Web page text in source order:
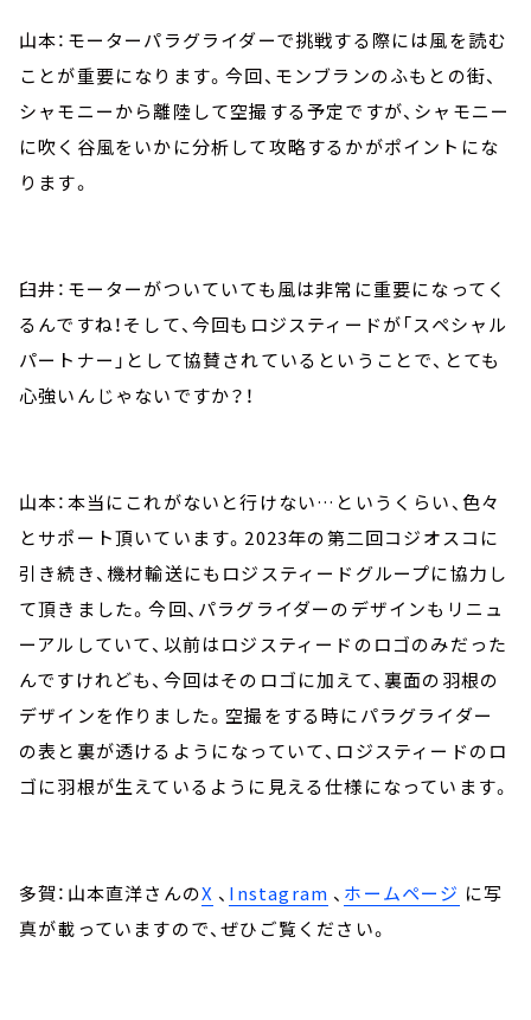
山本：モーターパラグライダーで挑戦する際には風を読む
ことが重要になります。今回、モンブランのふもとの街、
シャモニーから離陸して空撮する予定ですが、シャモニー
に吹く谷風をいかに分析して攻略するかがポイントにな
ります。
臼井：モーターがついていても風は非常に重要になってく
るんですね！そして、今回もロジスティードが「スペシャル
パートナー」として協賛されているということで、とても
心強いんじゃないですか？！
山本：本当にこれがないと行けない…というくらい、色々
とサポート頂いています。2023年の第二回コジオスコに
引き続き、機材輸送にもロジスティードグループに協力し
て頂きました。今回、パラグライダーのデザインもリニュ
ーアルしていて、以前はロジスティードのロゴのみだった
んですけれども、今回はそのロゴに加えて、裏面の羽根の
デザインを作りました。空撮をする時にパラグライダー
の表と裏が透けるようになっていて、ロジスティードのロ
ゴに羽根が生えているように見える仕様になっています。
多賀：山本直洋さんのX 、 Instagram 、 ホームページ に写
真が載っていますので、ぜひご覧ください。